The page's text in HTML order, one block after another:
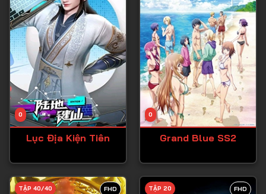
Tập 20
Tập 21
Tập 22
Tập 23
Tập 24
Tập 25
Tập 26
0
Lục Địa Kiện Tiên
0
Grand Blue SS2
FHD
TẬP 40/40 FHD
TẬP 20